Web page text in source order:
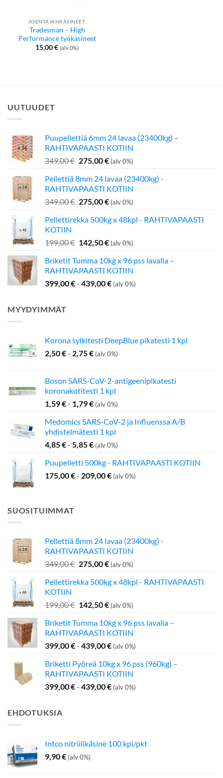
ASENTAJANKÄSINEET
Tradesman – High
Performance työkäsineet
15,00€ (alv 0%)
UUTUUDET
Puupellettiä 6mm 24 lavaa (23400kg) –
RAHTIVAPAASTI KOTIIN
349,00€ Alkuperäinen
oli:
349,00 €.
275,00€Nykyinen
on:
275,00 €.
(alv 0%)
Pellettiä 8mm 24 lavaa (23400kg) -
RAHTIVAPAASTI KOTIIN
349,00€ Alkuperäinen
oli:
275,00€Nykyinen
on:
(alv 0%)
Pellettirekka 500kg x 48kpl - RAHTIVAPAASTI
KOTIIN
199,00€ Alkuperäinen
oli:
199,00 €.
142,50€Nykyinen
on:
142,50 €.
(alv 0%)
Briketit Tumma 10kg x 96 pss lavalla –
RAHTIVAPAASTI KOTIIN
399,00€- 439,00€ (alv 0%)
MYYDYIMMÄT
Korona sylkitesti DeepBlue pikatesti 1 kpl
2,50€- 2,75€ (alv 0%)
Boson SARS-CoV-2-antigeenipikatesti
koronakotitesti 1 kpl
1,59€- 1,79€ (alv 0%)
Medomics SARS-CoV-2 ja Influenssa A/B
yhdistelmätesti 1 kpl
4,85€- 5,85€ (alv 0%)
Puupelletti 500kg - RAHTIVAPAASTI KOTIIN
175,00€- 209,00€ (alv 0%)
SUOSITUIMMAT
Pellettiä 8mm 24 lavaa (23400kg) -
RAHTIVAPAASTI KOTIIN
349,00€ Alkuperäinen
oli:
275,00€Nykyinen
on:
(alv 0%)
Pellettirekka 500kg x 48kpl - RAHTIVAPAASTI
KOTIIN
199,00€ Alkuperäinen
oli:
199,00 €.
142,50€Nykyinen
on:
142,50 €.
(alv 0%)
Briketit Tumma 10kg x 96 pss lavalla –
RAHTIVAPAASTI KOTIIN
399,00€- 439,00€ (alv 0%)
Briketti Pyöreä 10kg x 96 pss (960kg) –
RAHTIVAPAASTI KOTIIN
399,00€- 439,00€ (alv 0%)
EHDOTUKSIA
Intco nitriilikäsine 100 kpl/pkt
9,90€ (alv 0%)